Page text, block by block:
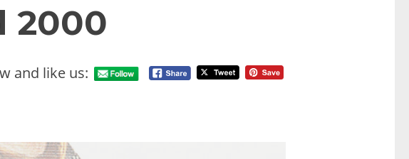
2000
and like us: